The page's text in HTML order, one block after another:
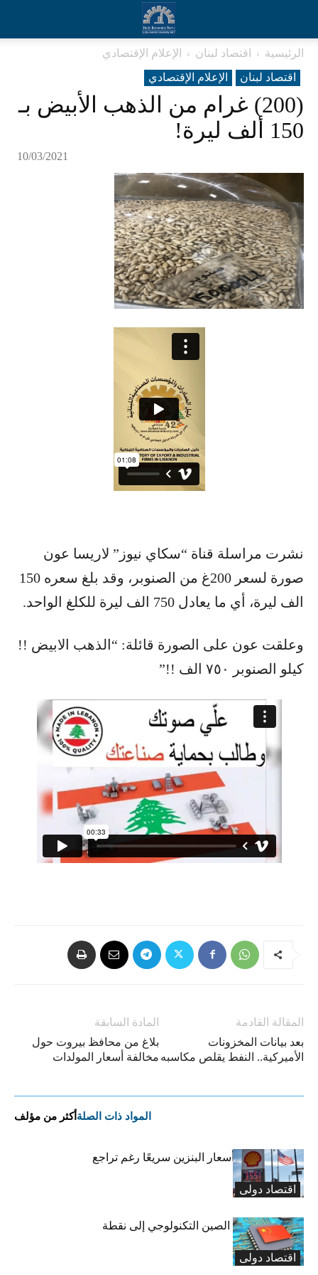
الرئيسية اقتصاد لبنان
الإعلام الإقتصادي
اقتصاد لبنان
الإعلام الإقتصادي
(200) غرام من الذهب الأبيض بـ
150 ألف ليرة!
10/03/2021
نشرت مراسلة قناة “سكاي نيوز” لاريسا عون
صورة لسعر 200غ من الصنوبر، وقد بلغ سعره 150
الف ليرة، أي ما يعادل 750 الف ليرة للكلغ الواحد.
وعلقت عون على الصورة قائلة: “الذهب الابيض !!
كيلو الصنوبر ٧٥٠ الف !!”
المادة السابقة
بلاغ من محافظ بيروت حول
مخالفة أسعار المولدات
المقالة القادمة
بعد بيانات المخزونات
الأميركية.. النفط يقلص مكاسبه
المواد ذات الصلةأكثر من مؤلف
اقتصاد دولی
لماذا لا تنخفض أسعار البنزين سريعًا رغم تراجع
النفط؟
اقتصاد دولی
هل يتحول سلاح الصين التكنولوجي إلى نقطة
ضعفها؟